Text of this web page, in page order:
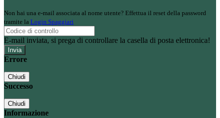
Non hai una e-mail associata al nome utente? Effettua il reset della password
tramite la Login Spaggiari
E-mail inviata, si prega di controllare la casella di posta elettronica!
Errore
Chiudi
Successo
Chiudi
Informazione